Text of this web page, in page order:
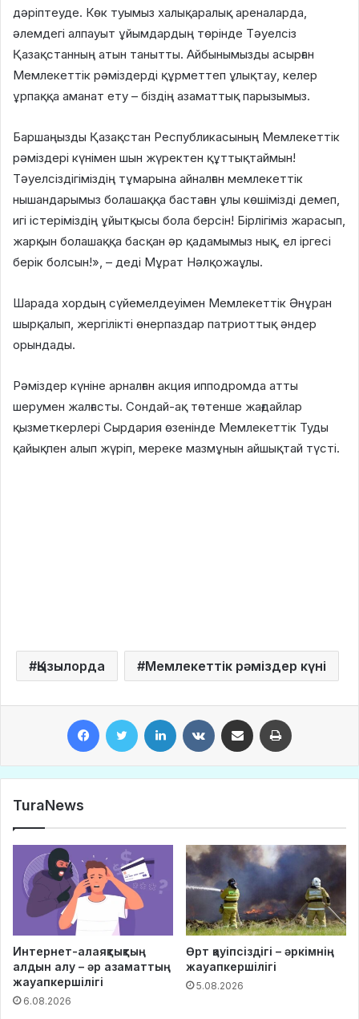
дәріптеуде. Көк туымыз халықаралық ареналарда,
әлемдегі алпауыт ұйымдардың төрінде Тәуелсіз
Қазақстанның атын танытты. Айбынымызды асырған
Мемлекеттік рәміздерді құрметтеп ұлықтау, келер
ұрпаққа аманат ету – біздің азаматтық парызымыз.
Баршаңызды Қазақстан Республикасының Мемлекеттік
рәміздері күнімен шын жүректен құттықтаймын!
Тәуелсіздігіміздің тұмарына айналған мемлекеттік
нышандарымыз болашаққа бастаған ұлы көшімізді демеп,
игі істеріміздің ұйытқысы бола берсін! Бірлігіміз жарасып,
жарқын болашаққа басқан әр қадамымыз нық, ел іргесі
берік болсын!», – деді Мұрат Нәлқожаұлы.
Шарада хордың сүйемелдеуімен Мемлекеттік Әнұран
шырқалып, жергілікті өнерпаздар патриоттық әндер
орындады.
Рәміздер күніне арналған акция ипподромда атты
шерумен жалғасты. Сондай-ақ төтенше жағдайлар
қызметкерлері Сырдария өзенінде Мемлекеттік Туды
қайықпен алып жүріп, мереке мазмұнын айшықтай түсті.
Қызылорда Мемлекеттік рәміздер күні
TuraNews
Интернет-алаяқтықтың
алдын алу – әр азаматтың
жауапкершілігі
6.08.2026
Өрт қауіпсіздігі – әркімнің
жауапкершілігі
5.08.2026